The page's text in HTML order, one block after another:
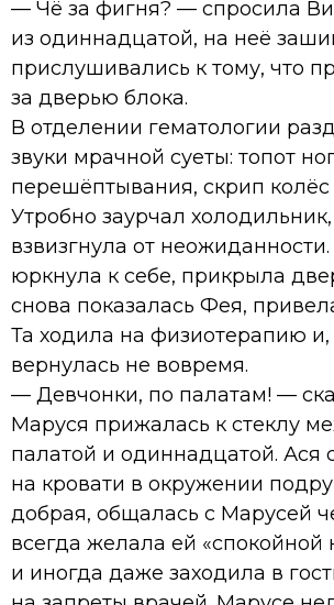
— Чё за фигня? — спросила
из одиннадцатой, на неё
прислушивались к тому, что
за дверью блока.
В отделении гематологии
звуки мрачной суеты: топот
перешёптывания, скрип колёс
Утробно заурчал
взвизгнула от
юркнула к себе, прикрыла
снова показалась Фея,
Та ходила на физиотерапию
вернулась не вовремя.
— Девчонки, по палатам! —
Маруся прижалась к стеклу
палатой и одиннадцатой. Ася
на кровати в окружении
добрая, общалась с Марусей
всегда желала ей «спокойной
и иногда даже заходила в